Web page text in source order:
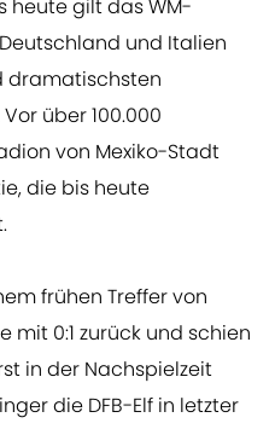
heute gilt das WM-
und Italien
dramatischsten
über 100.000
von Mexiko-Stadt
die bis heute
frühen Treffer von
mit 0:1 zurück und schien
in der Nachspielzeit
die DFB-Elf in letzter